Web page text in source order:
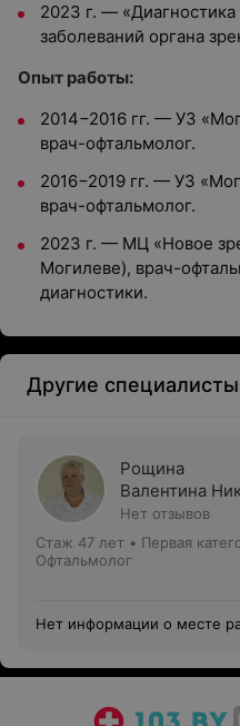
2023 г. —
заболеваний органа
Опыт работы:
2014−2016 гг. — УЗ
врач-офтальмолог.
2016−2019 гг. — УЗ
врач-офтальмолог.
2023 г. — МЦ «Новое
Могилеве), врач-
диагностики.
Другие специалисты
Рощина
Валентина
Нет отзывов
Стаж 47 лет • Первая
Офтальмолог
Нет информации о месте